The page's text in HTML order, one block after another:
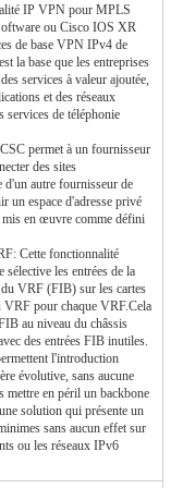
IP VPN pour MPLS
ou Cisco IOS XR
de base VPN IPv4 de
la base que les entreprises
services à valeur ajoutée,
et des réseaux
services de téléphonie
permet à un fournisseur
des sites
d'un autre fournisseur de
un espace d'adresse privé
en œuvre comme défini
Cette fonctionnalité
sélective les entrées de la
VRF (FIB) sur les cartes
VRF pour chaque VRF.Cela
au niveau du châssis
des entrées FIB inutiles.
l'introduction
évolutive, sans aucune
mettre en péril un backbone
solution qui présente un
sans aucun effet sur
ou les réseaux IPv6